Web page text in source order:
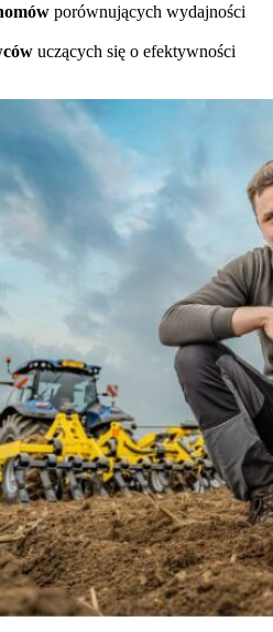
porównujących wydajności
uczących się o efektywności